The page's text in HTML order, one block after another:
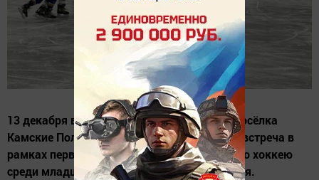
13 декабря в ледовом дворце «Олимпия» посёлка
Камские Поляны состоялась напряжённая встреча в
рамках первенства Республики Татарстан по хоккею
среди младших юношей 2015 года рождения.